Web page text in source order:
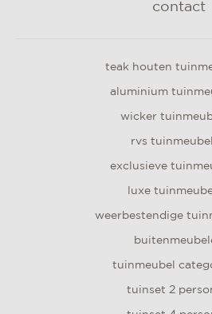
contact
teak houten
aluminium
wicker
rvs
exclusieve
luxe
weerbestendige
tuinmeubel
tuinset 2